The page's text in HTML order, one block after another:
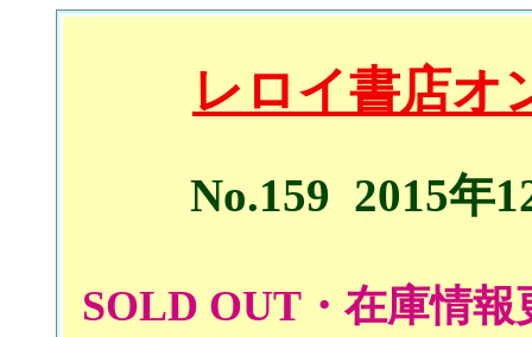
レロイ書店オ
No.159 2015年
SOLD OUT・在庫情